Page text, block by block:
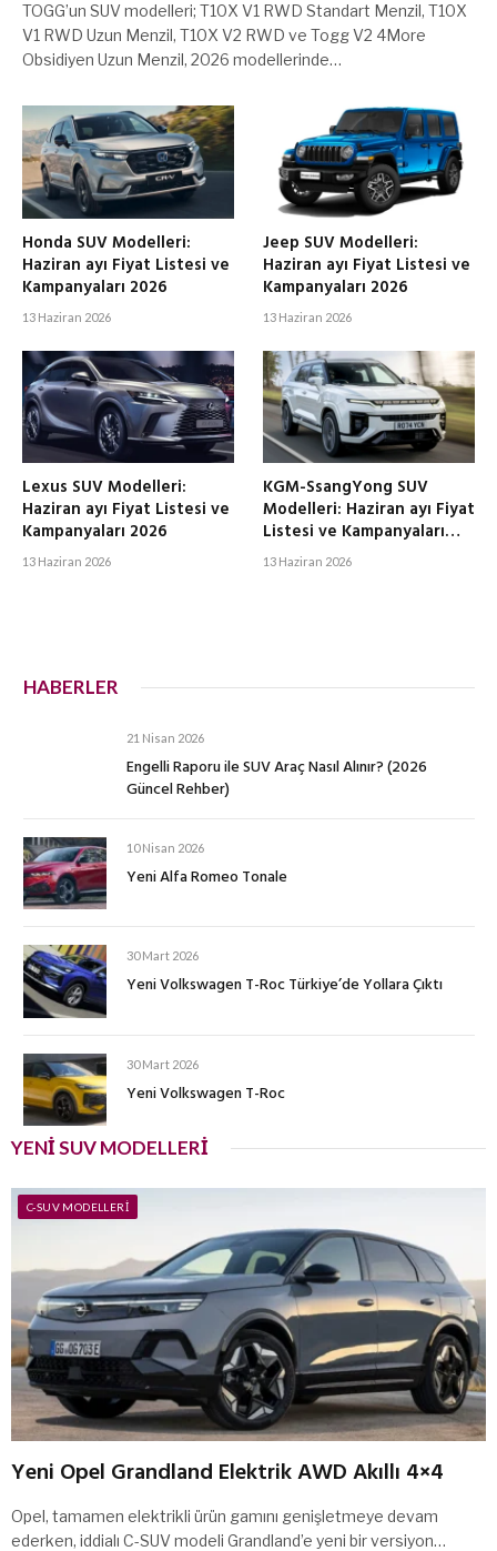
TOGG’un SUV modelleri; T10X V1 RWD Standart Menzil, T10X
V1 RWD Uzun Menzil, T10X V2 RWD ve Togg V2 4More
Obsidiyen Uzun Menzil, 2026 modellerinde…
Honda SUV Modelleri:
Haziran ayı Fiyat Listesi ve
Kampanyaları 2026
13 Haziran 2026
Jeep SUV Modelleri:
Haziran ayı Fiyat Listesi ve
Kampanyaları 2026
13 Haziran 2026
Lexus SUV Modelleri:
Haziran ayı Fiyat Listesi ve
Kampanyaları 2026
13 Haziran 2026
KGM-SsangYong SUV
Modelleri: Haziran ayı Fiyat
Listesi ve Kampanyaları
2026
13 Haziran 2026
HABERLER
21 Nisan 2026
Engelli Raporu ile SUV Araç Nasıl Alınır? (2026
Güncel Rehber)
10 Nisan 2026
Yeni Alfa Romeo Tonale
30 Mart 2026
Yeni Volkswagen T-Roc Türkiye’de Yollara Çıktı
30 Mart 2026
Yeni Volkswagen T-Roc
YENI SUV MODELLERI
C-SUV MODELLERI
Yeni Opel Grandland Elektrik AWD Akıllı 4×4
Opel, tamamen elektrikli ürün gamını genişletmeye devam
ederken, iddialı C-SUV modeli Grandland’e yeni bir versiyon…